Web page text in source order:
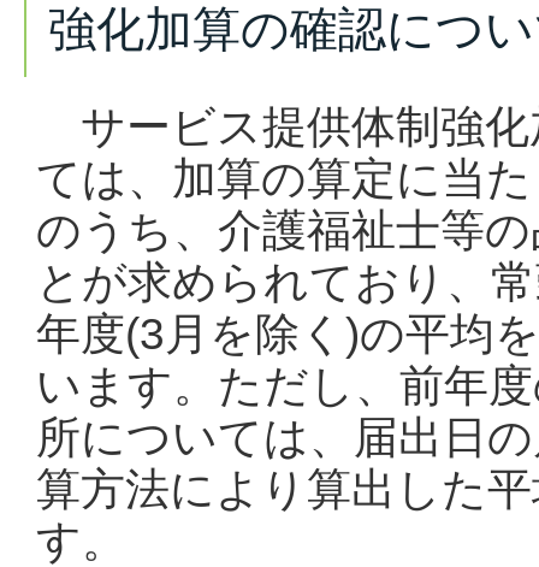
強化加算の確認につ
サービス提供体制強
ては、加算の算定に当
のうち、介護福祉士等
とが求められており、
年度(3月を除く)の平均
います。ただし、前年
所については、届出日
算方法により算出した
す。